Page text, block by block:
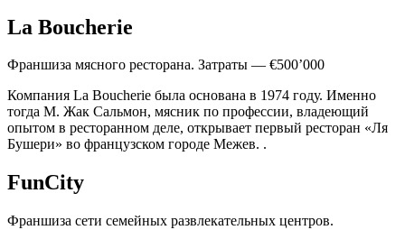
La Boucherie
Франшиза мясного ресторана. Затраты — €500’000
Компания La Boucherie была основана в 1974 году. Именно
тогда М. Жак Сальмон, мясник по профессии, владеющий
опытом в ресторанном деле, открывает первый ресторан «Ля
Бушери» во французском городе Межев. .
FunCity
Франшиза сети семейных развлекательных центров.